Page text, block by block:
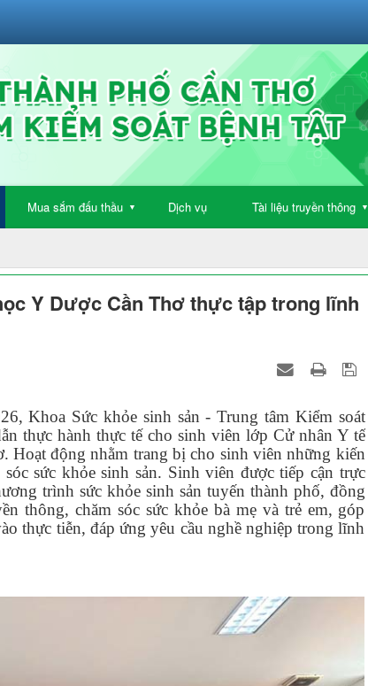
Mua sắm đấu thầu ▼ Dịch vụ Tài liệu truyền thông ▼
Y Dược Cần Thơ thực tập trong lĩnh
Khoa Sức khỏe sinh sản - Trung tâm Kiểm soát
thực hành thực tế cho sinh viên lớp Cử nhân Y tế
động nhằm trang bị cho sinh viên những kiến
sức khỏe sinh sản. Sinh viên được tiếp cận trực
trình sức khỏe sinh sản tuyến thành phố, đồng
thông, chăm sóc sức khỏe bà mẹ và trẻ em, góp
thực tiễn, đáp ứng yêu cầu nghề nghiệp trong lĩnh